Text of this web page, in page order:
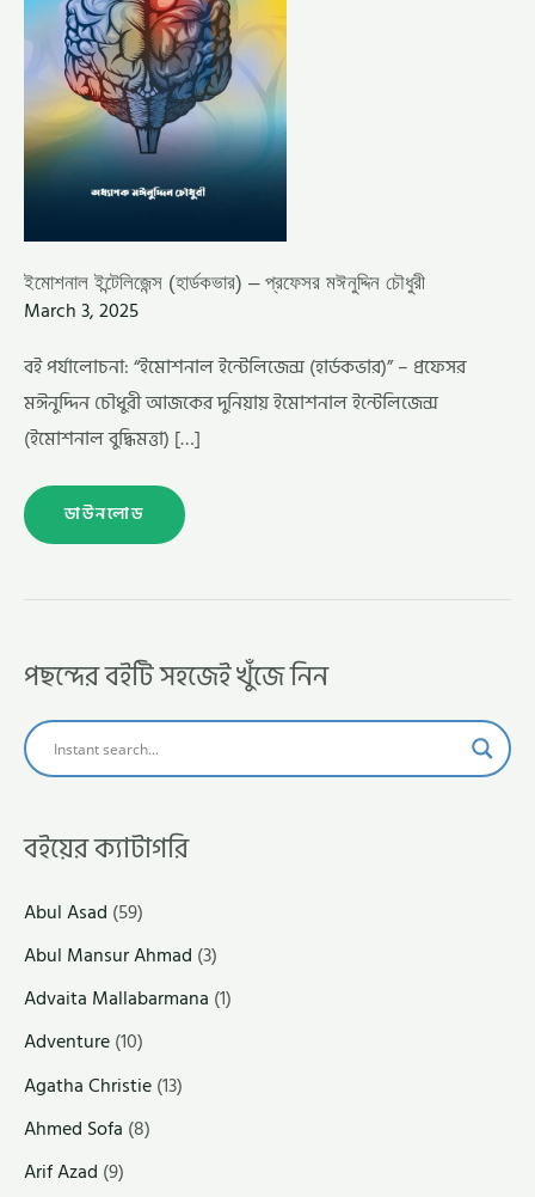
ইমোশনাল ইন্টেলিজেন্স (হার্ডকভার) – প্রফেসর মঈনুদ্দিন চৌধুরী
March 3, 2025
বই পর্যালোচনা: “ইমোশনাল ইন্টেলিজেন্স (হার্ডকভার)” – প্রফেসর
মঈনুদ্দিন চৌধুরী আজকের দুনিয়ায় ইমোশনাল ইন্টেলিজেন্স
(ইমোশনাল বুদ্ধিমত্তা) […]
ডাউনলোড
পছন্দের বইটি সহজেই খুঁজে নিন
বইয়ের ক্যাটাগরি
Abul Asad (59)
Abul Mansur Ahmad (3)
Advaita Mallabarmana (1)
Adventure(10)
Agatha Christie(13)
Ahmed Sofa (8)
Arif Azad (9)